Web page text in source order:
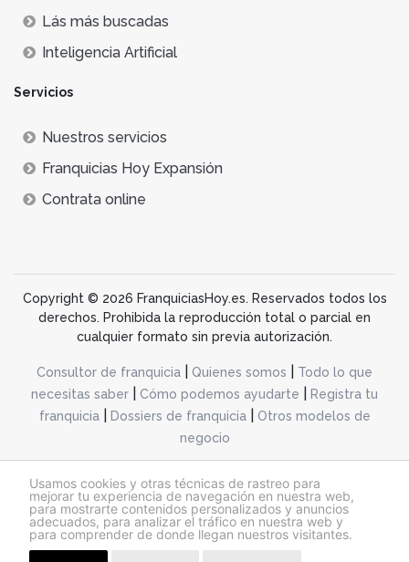
Usamos cookies y otras técnicas de rastreo para
mejorar tu experiencia de navegación en nuestra web,
para mostrarte contenidos personalizados y anuncios
adecuados, para analizar el tráfico en nuestra web y
para comprender de donde llegan nuestros visitantes.
Lás más buscadas
Inteligencia Artificial
Servicios
Nuestros servicios
Franquicias Hoy Expansión
Contrata online
Copyright © 2026 FranquiciasHoy.es. Reservados todos los
derechos. Prohibida la reproducción total o parcial en
cualquier formato sin previa autorización.
Consultor de franquicia Quienes somos
Todo lo que
necesitas saber
Cómo podemos ayudarte
Registra tu
franquicia| Dossiers de franquicia|
Otros modelos de
negocio
@franquiciashoy.es |Aviso legal| Política de cookies|Política de privacidad